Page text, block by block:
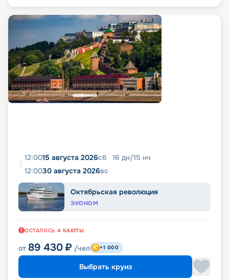
12:0015 августа 2026сб 16 дн/15 нч
12:0030 августа 2026вс
Октябрьская революция
ЭКОНОМ
ОСТАЛОСЬ 4 КАЮТЫ
от 89 430 ₽ /чел +1 000
Выбрать круиз